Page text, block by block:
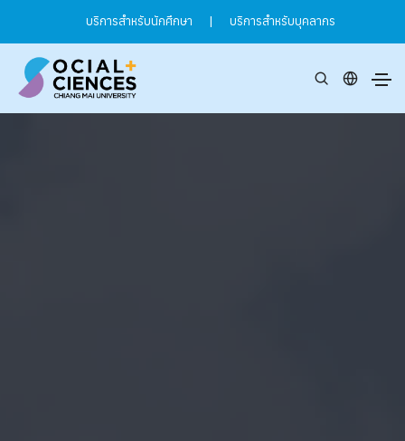
บริการสำหรับนักศึกษา | บริการสำหรับบุคลากร